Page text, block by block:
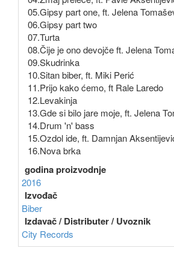
05.Gipsy part one, ft. Jelena
06.Gipsy part two
07.Turta
08.Čije je ono devojče ft. Jelena
09.Skudrinka
10.Sitan biber, ft. Miki Perić
11.Prijo kako ćemo, ft Rale Laredo
12.Levakinja
13.Gde si bilo jare moje, ft. Jelena
14.Drum 'n' bass
15.Ozdol ide, ft. Damnjan
16.Nova brka
godina proizvodnje
2016
Izvođač
Biber
Izdavač / Distributer / Uvoznik
City Records